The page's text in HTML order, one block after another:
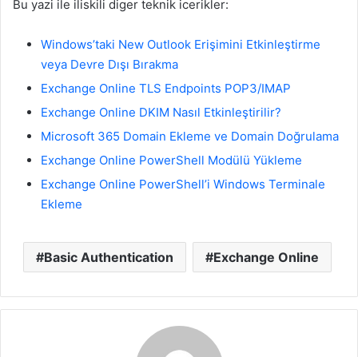
Bu yazi ile iliskili diger teknik icerikler:
Windows’taki New Outlook Erişimini Etkinleştirme
veya Devre Dışı Bırakma
Exchange Online TLS Endpoints POP3/IMAP
Exchange Online DKIM Nasıl Etkinleştirilir?
Microsoft 365 Domain Ekleme ve Domain Doğrulama
Exchange Online PowerShell Modülü Yükleme
Exchange Online PowerShell’i Windows Terminale
Ekleme
Basic Authentication Exchange Online